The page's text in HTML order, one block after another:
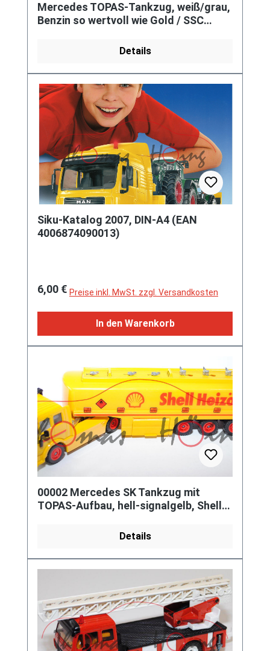
Mercedes TOPAS-Tankzug, weiß/grau,
Benzin so wertvoll wie Gold / SSC
Details
Siku-Katalog 2007, DIN-A4 (EAN
4006874090013)
Regulärer Preis:
6,00 € Preise inkl. MwSt. zzgl. Versandkosten
In den Warenkorb
00002 Mercedes SK Tankzug mit
TOPAS-Aufbau, hell-signalgelb, Shell
Details